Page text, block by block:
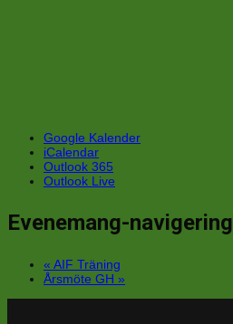
Google Kalender
iCalendar
Outlook 365
Outlook Live
Evenemang-navigering
« AIF Träning
Årsmöte GH »